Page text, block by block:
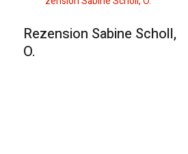
Rezension Sabine Scholl,
O.